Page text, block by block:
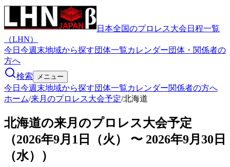
日本全国のプロレス大会日程一覧
（LHN）
今日 今週末地域から探す団体一覧カレンダー団体・関係者の
方へ
検索
メニュー
今日 今週末地域から探す団体一覧カレンダー関係者の方へ
ホーム/来月のプロレス大会予定/北海道
北海道の来月のプロレス大会予定
（2026年9月1日（火） 〜 2026年9月30日
（水））